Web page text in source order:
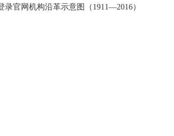
录官网机构沿革示意图（1911—2016）